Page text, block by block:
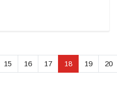
15 16 17 18 19 20